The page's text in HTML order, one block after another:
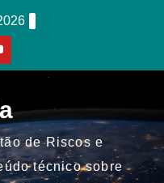
de Riscos e
técnico sobre